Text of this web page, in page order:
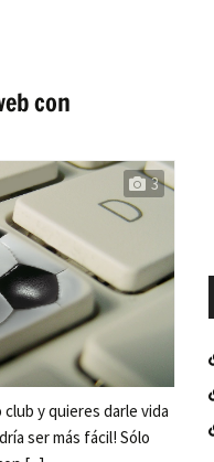
con
3
y quieres darle vida
ser más fácil! Sólo